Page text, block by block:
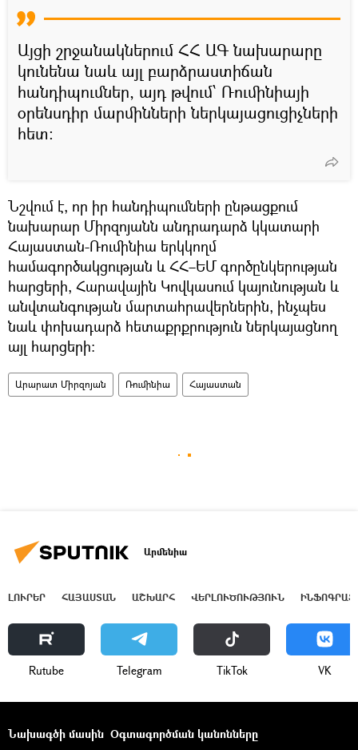
Այցի շրջանակներում ՀՀ ԱԳ նախարարը
կունենա նաև այլ բարձրաստիճան
հանդիպումներ, այդ թվում՝ Ռումինիայի
օրենսդիր մարմինների ներկայացուցիչների
հետ։
Նշվում է, որ իր հանդիպումների ընթացքում
նախարար Միրզոյանն անդրադարձ կկատարի
Հայաստան-Ռումինիա երկկողմ
համագործակցության և ՀՀ–ԵՄ գործընկերության
հարցերի, Հարավային Կովկասում կայունության և
անվտանգության մարտահրավերներին, ինչպես
նաև փոխադարձ հետաքրքրություն ներկայացնող
այլ հարցերի։
Արարատ Միրզոյան Ռումինիա Հայաստան
Արմենիա
ԼՈՒՐԵՐ ՀԱՅԱՍՏԱՆ ԱՇԽԱՐՀ ՎԵՐԼՈՒԾՈՒԹՅՈՒՆ
Rutube Telegram ТikТоk VK
Նախագծի մասին Օգտագործման կանոնները